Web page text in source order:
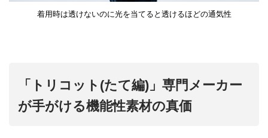
着用時は透けないのに光を当てると透けるほどの通気性
「トリコット(たて編)」専門メーカー
が手がける機能性素材の真価